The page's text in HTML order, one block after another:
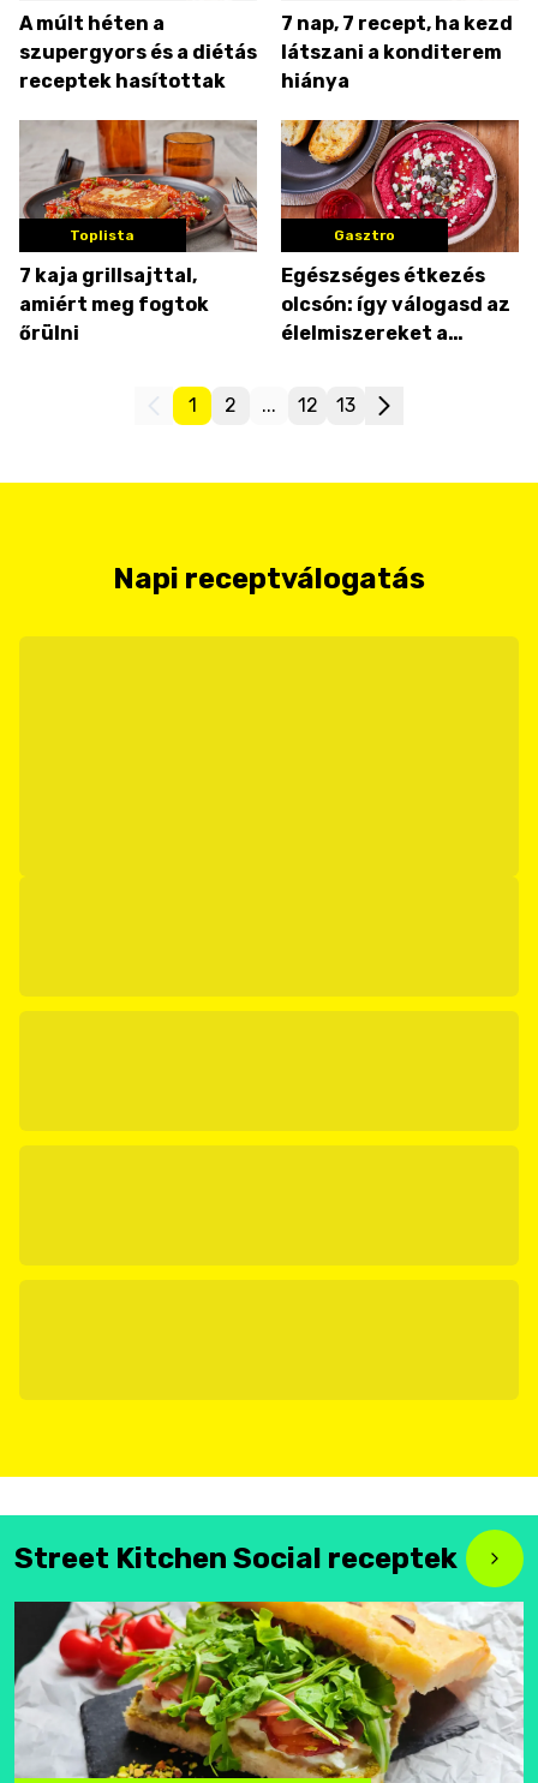
A múlt héten a
szupergyors és a diétás
receptek hasítottak
7 nap, 7 recept, ha kezd
látszani a konditerem
hiánya
Toplista
7 kaja grillsajttal,
amiért meg fogtok
őrülni
Gasztro
Egészséges étkezés
olcsón: így válogasd az
élelmiszereket a
1
2 ... 12 13
Napi receptválogatás
Street Kitchen Social receptek